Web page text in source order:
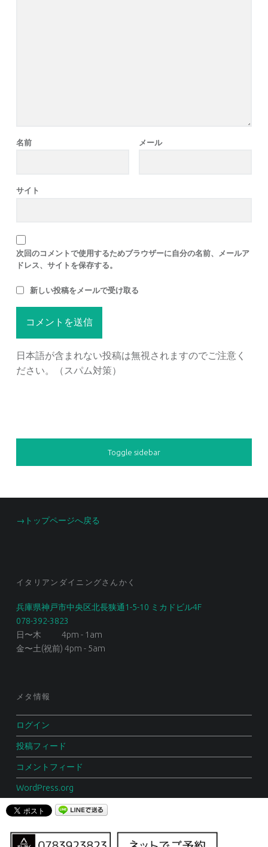
名前 メール
サイト
次回のコメントで使用するためブラウザーに自分の名前、メールア
ドレス、サイトを保存する。
新しい投稿をメールで受け取る
日本語が含まれない投稿は無視されますのでご注意く
ださい。（スパム対策）
SIDEBAR
Toggle sidebar
FOOTER SIDEBAR
→トップページへ戻る
イタリアンダイニングさんかく
兵庫県神戸市中央区北長狭通1-5-10 ミカドビル4F
078-392-3823
日〜木 4pm - 1am
金〜土(祝前) 4pm - 5am
メタ情報
ログイン
投稿フィード
コメントフィード
WordPress.org